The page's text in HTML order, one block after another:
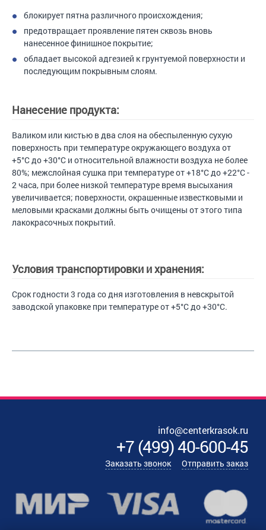
блокирует пятна различного происхождения;
предотвращает проявление пятен сквозь вновь
нанесенное финишное покрытие;
обладает высокой адгезией к грунтуемой поверхности и
последующим покрывным слоям.
Нанесение продукта:
Валиком или кистью в два слоя на обеспыленную сухую
поверхность при температуре окружающего воздуха от
+5°С до +30°С и относительной влажности воздуха не более
80%; межслойная сушка при температуре от +18°С до +22°С -
2 часа, при более низкой температуре время высыхания
увеличивается; поверхности, окрашенные известковыми и
меловыми красками должны быть очищены от этого типа
лакокрасочных покрытий.
Условия транспортировки и хранения:
Срок годности 3 года со дня изготовления в невскрытой
заводской упаковке при температуре от +5°С до +30°С.
info@centerkrasok.ru
+7(499)40-600-45
Заказать звонок Отправить заказ